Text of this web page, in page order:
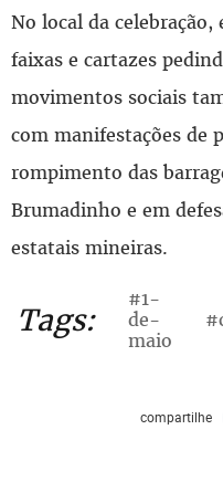
No local da
faixas e cartazes
movimentos sociais
com manifestações de
rompimento das
Brumadinho e em
estatais mineiras.
Tags:
#1-
de-
maio
compartilhe